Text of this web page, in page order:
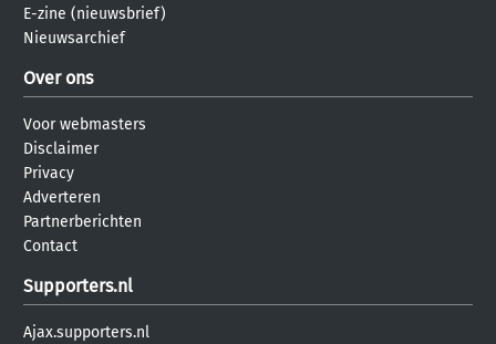
E-zine (nieuwsbrief)
Nieuwsarchief
Over ons
Voor webmasters
Disclaimer
Privacy
Adverteren
Partnerberichten
Contact
Supporters.nl
Ajax.supporters.nl